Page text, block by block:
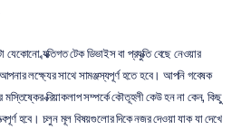
ব্যক্তিগত টেক ডিভাইস বা প্রযুক্তি বেছে নেওয়ার
লক্ষ্যের সাথে সামঞ্জস্যপূর্ণ হতে হবে। আপনি গবেষক
ক্রিয়াকলাপ সম্পর্কে কৌতূহলী কেউ হন না কেন, কিছু
হবে। চলুন মূল বিষয়গুলোর দিকে নজর দেওয়া যাক যা দেখে